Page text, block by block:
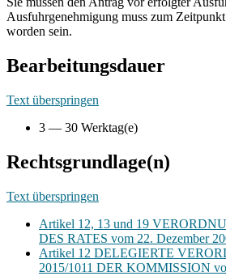
Ausfuhrgenehmigung muss zum
worden sein.
Bearbeitungsdauer
Text überspringen
3 — 30 Werktag(e)
Rechtsgrundlage(n)
Text überspringen
Artikel 12, 13 und 19
DES RATES vom 22. Dezember
Artikel 12 DELEGIERTE
2015/1011 DER KOMMISSION